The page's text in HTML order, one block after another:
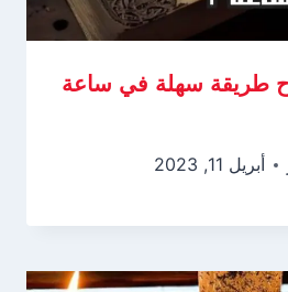
طريقة سهلة في ساعة
أبريل 11, 2023